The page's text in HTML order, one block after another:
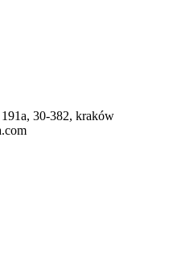
30-382, kraków